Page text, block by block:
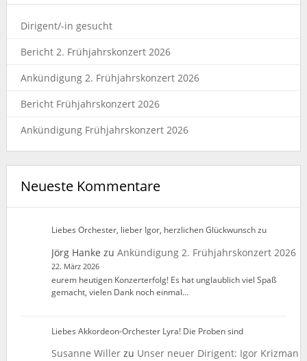
Dirigent/-in gesucht
Bericht 2. Frühjahrskonzert 2026
Ankündigung 2. Frühjahrskonzert 2026
Bericht Frühjahrskonzert 2026
Ankündigung Frühjahrskonzert 2026
Neueste Kommentare
Jörg Hanke zuAnkündigung 2. Frühjahrskonzert 2026
22. März 2026
Liebes Orchester, lieber Igor, herzlichen Glückwunsch zu
eurem heutigen Konzerterfolg! Es hat unglaublich viel Spaß
gemacht, vielen Dank noch einmal…
Susanne Willer zu Unser neuer Dirigent: Igor Krizman
Liebes Akkordeon-Orchester Lyra! Die Proben sind